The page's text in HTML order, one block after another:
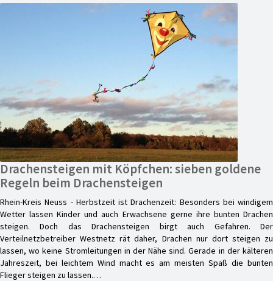
Drachensteigen mit Köpfchen: sieben goldene
Regeln beim Drachensteigen
Rhein-Kreis Neuss - Herbstzeit ist Drachenzeit: Besonders bei windigem
Wetter lassen Kinder und auch Erwachsene gerne ihre bunten Drachen
steigen. Doch das Drachensteigen birgt auch Gefahren. Der
Verteilnetzbetreiber Westnetz rät daher, Drachen nur dort steigen zu
lassen, wo keine Stromleitungen in der Nähe sind. Gerade in der kälteren
Jahreszeit, bei leichtem Wind macht es am meisten Spaß die bunten
Flieger steigen zu lassen.…